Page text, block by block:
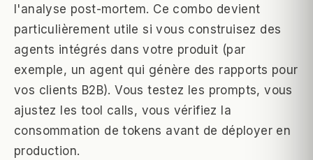
l'analyse post-mortem. Ce combo devient
particulièrement utile si vous construisez des
agents intégrés dans votre produit (par
exemple, un agent qui génère des rapports pour
vos clients B2B). Vous testez les prompts, vous
ajustez les tool calls, vous vérifiez la
consommation de tokens avant de déployer en
production.